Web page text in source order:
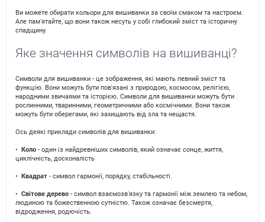
Ви можете обирати кольори для вишиванки за своїм смаком та настроєм.
Але пам'ятайте, що вони також несуть у собі глибокий зміст та історичну
спадщину.
Яке значення символів на вишиванці?
Символи для вишиванки - це зображення, які мають певний зміст та
функцію. Вони можуть бути пов'язані з природою, космосом, релігією,
народними звичаями та історією. Символи для вишиванки можуть бути
рослинними, тваринними, геометричними або космічними. Вони також
можуть бути оберегами, які захищають від зла та нещастя.
Ось деякі приклади символів для вишиванки:
• Коло - один із найдревніших символів, який означає сонце, життя,
циклічність, досконалість
• Квадрат - символ гармонії, порядку, стабільності.
• Світове дерево- символ взаємозв'язку та гармонії між землею та небом,
людиною та божественною сутністю. Також означає безсмертя,
відродження, родючість.